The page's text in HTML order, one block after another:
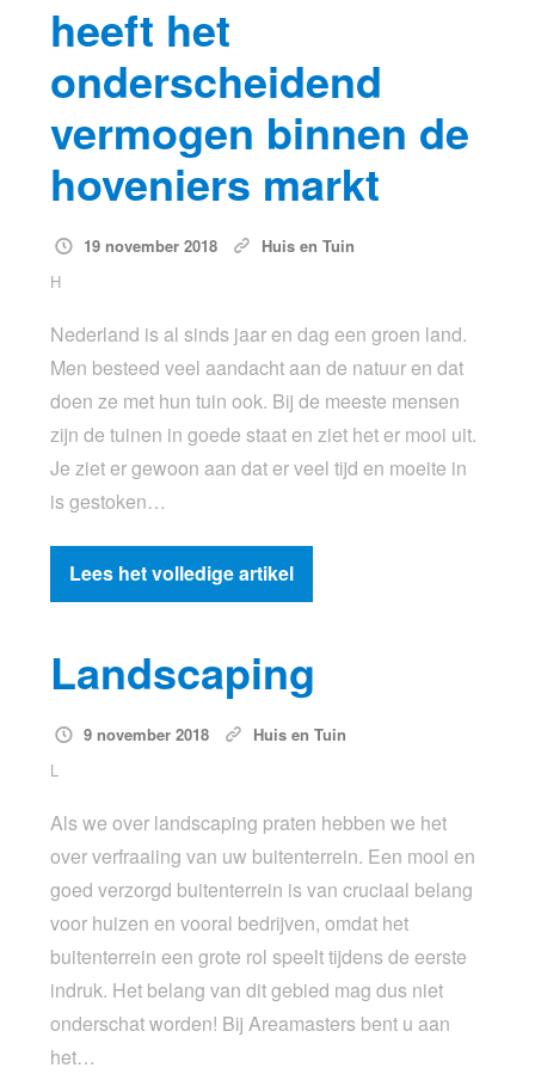
heeft het
onderscheidend
vermogen binnen de
hoveniers markt
19 november 2018
Huis en Tuin
H
Nederland is al sinds jaar en dag een groen land.
Men besteed veel aandacht aan de natuur en dat
doen ze met hun tuin ook. Bij de meeste mensen
zijn de tuinen in goede staat en ziet het er mooi uit.
Je ziet er gewoon aan dat er veel tijd en moeite in
is gestoken…
Lees het volledige artikel
Landscaping
9 november 2018
Huis en Tuin
L
Als we over landscaping praten hebben we het
over verfraaiing van uw buitenterrein. Een mooi en
goed verzorgd buitenterrein is van cruciaal belang
voor huizen en vooral bedrijven, omdat het
buitenterrein een grote rol speelt tijdens de eerste
indruk. Het belang van dit gebied mag dus niet
onderschat worden! Bij Areamasters bent u aan
het…